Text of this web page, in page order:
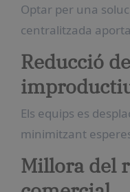
Optar per una
centralitzada
Reducció
Els equips es
minimitzant
Millora del